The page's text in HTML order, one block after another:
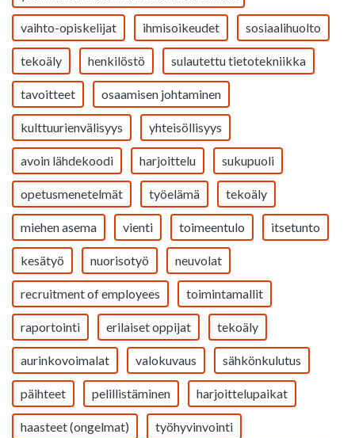
vaihto-opiskelijat ihmisoikeudet sosiaalihuolto
tekoäly henkilöstö sulautettu tietotekniikka
tavoitteet osaamisen johtaminen
kulttuurienvälisyys yhteisöllisyys
avoin lähdekoodi harjoittelu sukupuoli
opetusmenetelmät työelämä tekoäly
miehen asema vienti toimeentulo itsetunto
kesätyö nuorisotyö neuvolat
recruitment of employees toimintamallit
raportointi erilaiset oppijat tekoäly
aurinkovoimalat valokuvaus sähkönkulutus
päihteet pelillistäminen harjoittelupaikat
haasteet (ongelmat) työhyvinvointi